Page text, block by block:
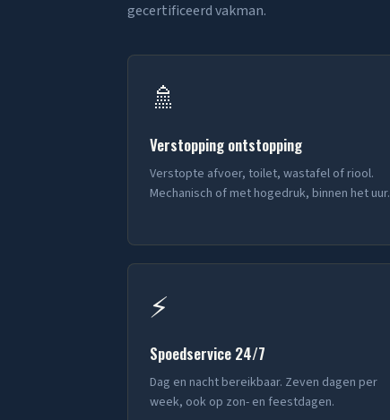
gecertificeerd vakman.
🚿
Verstopping ontstopping
Verstopte afvoer, toilet, wastafel of riool.
Mechanisch of met hogedruk, binnen het uur.
⚡
Spoedservice 24/7
Dag en nacht bereikbaar. Zeven dagen per
week, ook op zon- en feestdagen.